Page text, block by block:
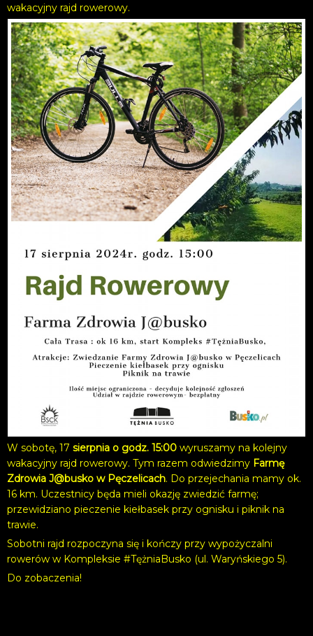
wakacyjny rajd rowerowy.
W sobotę, 17 sierpnia o godz. 15:00 wyruszamy na kolejny
wakacyjny rajd rowerowy. Tym razem odwiedzimy Farmę
Zdrowia J@busko w Pęczelicach. Do przejechania mamy ok.
16 km. Uczestnicy będa mieli okazję zwiedzić farmę;
przewidziano pieczenie kiełbasek przy ognisku i piknik na
trawie.
Sobotni rajd rozpoczyna się i kończy przy wypożyczalni
rowerów w Kompleksie #TężniaBusko (ul. Waryńskiego 5).
Do zobaczenia!